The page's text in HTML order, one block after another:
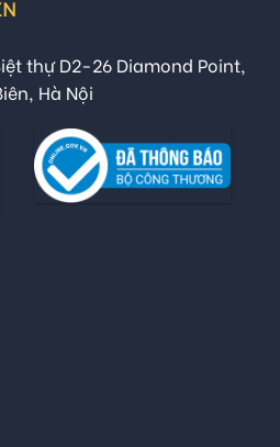
thự D2-26 Diamond Point,
Hà Nội